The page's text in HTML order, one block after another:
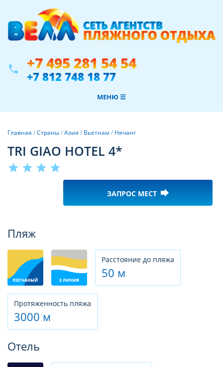
phone +7 495 281 54 54
+7 812 748 18 77
МЕНЮ ☰
Главная /Страны/Азия / Вьетнам / Нячанг
TRI GIAO HOTEL 4*
star star star star
ЗАПРОС МЕСТ forward
Пляж
Расстояние до пляжа
50 м
Протяженность пляжа
3000 м
Отель